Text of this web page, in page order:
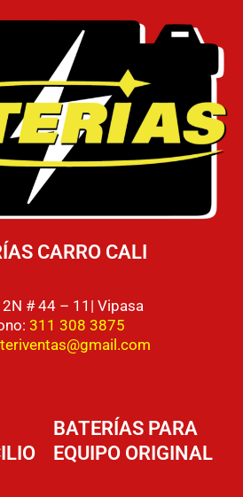
CARRO CALI
# 44 – 11| Vipasa
311 308 3875
BATERÍAS PARA
EQUIPO ORIGINAL